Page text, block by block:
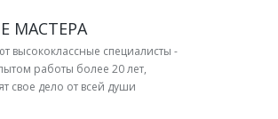
МАСТЕРА
высококлассные специалисты -
работы более 20 лет,
свое дело от всей души